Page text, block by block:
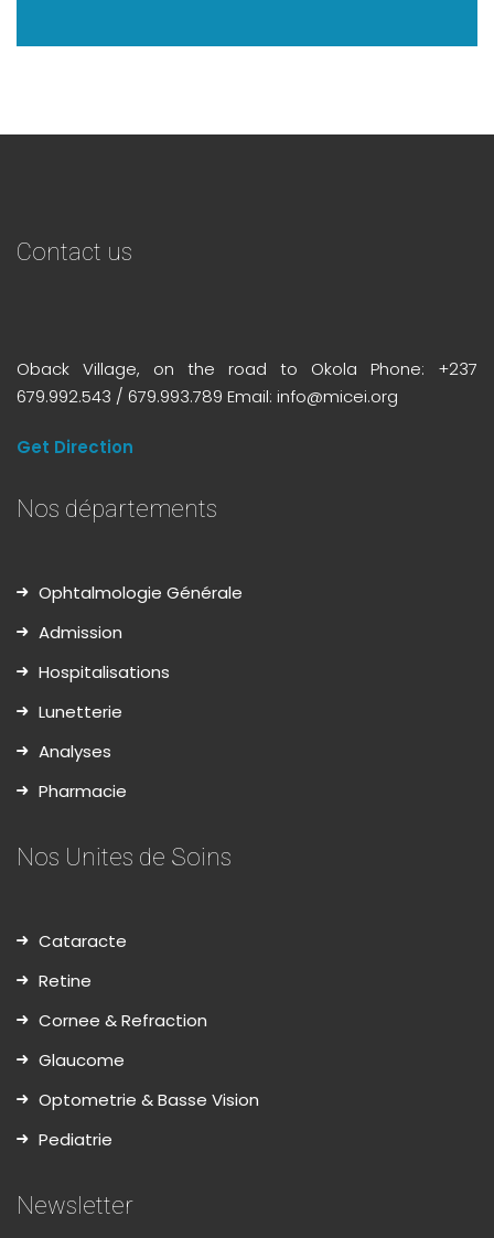
Contact us
Oback Village, on the road to Okola Phone: +237
679.992.543 / 679.993.789 Email: info@micei.org
Get Direction
Nos départements
Ophtalmologie Générale
Admission
Hospitalisations
Lunetterie
Analyses
Pharmacie
Nos Unites de Soins
Cataracte
Retine
Cornee & Refraction
Glaucome
Optometrie & Basse Vision
Pediatrie
Newsletter